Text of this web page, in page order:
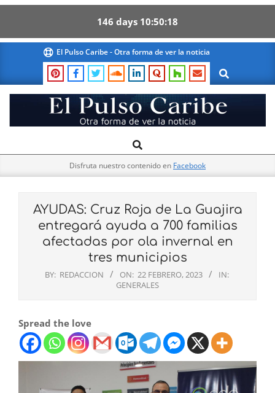
146 days 10 50 17
content
El Pulso Caribe - Otra forma de ver la noticia
Search
El
Pulso
Navigation
Search
Disfruta nuestro contenido en Facebook
AYUDAS: Cruz Roja de La Guajira
entregará ayuda a 700 familias
afectadas por ola invernal en
tres municipios
BY: REDACCION ON: 22 FEBRERO, 2023
IN:
GENERALES
Spread the love